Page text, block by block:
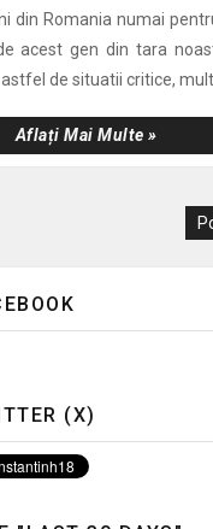
din Romania numai
acest gen din tara
de situatii critice,
Aflați Mai Multe »
(X)